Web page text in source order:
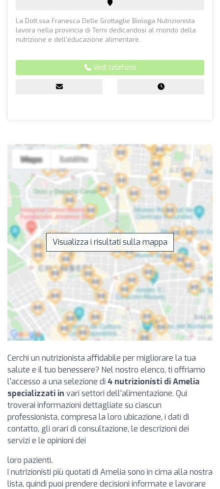
La Dott.ssa Franesca Delle Grottaglie Biologa Nutrizionista
lavora nella provincia di Terni dedicandosi al mondo della
nutrizione e dell'educazione alimentare.
Vedi telefono
Visualizza i risultati sulla mappa
Cerchi un nutrizionista affidabile per migliorare la tua
salute e il tuo benessere? Nel nostro elenco, ti offriamo
l'accesso a una selezione di 4 nutrizionisti di Amelia
specializzati in vari settori dell'alimentazione. Qui
troverai informazioni dettagliate su ciascun
professionista, compresa la loro ubicazione, i dati di
contatto, gli orari di consultazione, le descrizioni dei
servizi e le opinioni dei
loro pazienti.
I nutrizionisti più quotati di Amelia sono in cima alla nostra
lista, quindi puoi prendere decisioni informate e lavorare